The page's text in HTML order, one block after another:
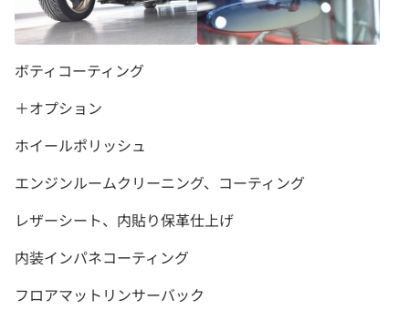
ボティコーティング
＋オプション
ホイールポリッシュ
エンジンルームクリーニング、コーティング
レザーシート、内貼り保革仕上げ
内装インパネコーティング
フロアマットリンサーバック